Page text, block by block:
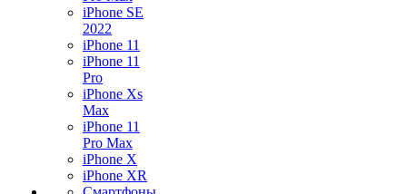
iPhone SE
2022
iPhone 11
iPhone 11
Pro
iPhone Xs
Max
iPhone 11
Pro Max
iPhone X
iPhone XR